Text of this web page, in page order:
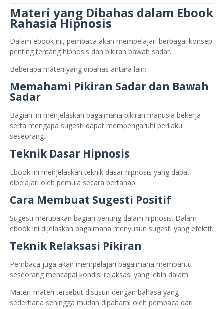
Materi yang Dibahas dalam Ebook
Rahasia Hipnosis
Dalam ebook ini, pembaca akan mempelajari berbagai konsep
penting tentang hipnosis dan pikiran bawah sadar.
Beberapa materi yang dibahas antara lain:
Memahami Pikiran Sadar dan Bawah
Sadar
Bagian ini menjelaskan bagaimana pikiran manusia bekerja
serta mengapa sugesti dapat mempengaruhi perilaku
seseorang.
Teknik Dasar Hipnosis
Ebook ini menjelaskan teknik dasar hipnosis yang dapat
dipelajari oleh pemula secara bertahap.
Cara Membuat Sugesti Positif
Sugesti merupakan bagian penting dalam hipnosis. Dalam
ebook ini dijelaskan bagaimana menyusun sugesti yang efektif.
Teknik Relaksasi Pikiran
Pembaca juga akan mempelajari bagaimana membantu
seseorang mencapai kondisi relaksasi yang lebih dalam.
Materi-materi tersebut disusun dengan bahasa yang
sederhana sehingga mudah dipahami oleh pembaca dari